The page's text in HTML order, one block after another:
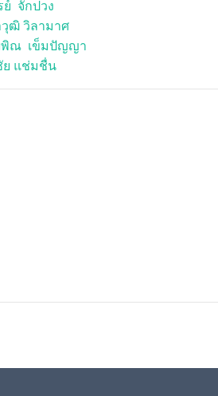
ย์ จักปวง
วุฒิ วิลามาศ
พิณ เข็มปัญญา
ย แช่มชื่น